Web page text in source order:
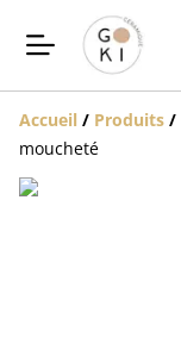
Accueil / Produits /
moucheté